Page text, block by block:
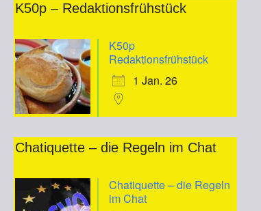
K50p – Redaktionsfrühstück
K50p
Redaktionsfrühstück
1 Jan. 26
Chatiquette – die Regeln im Chat
Chatiquette – die Regeln
im Chat